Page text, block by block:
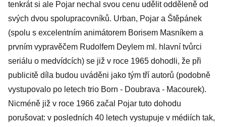
tenkrát si ale Pojar nechal svou cenu udělit odděleně od
svých dvou spolupracovníků. Urban, Pojar a Štěpánek
(spolu s excelentním animátorem Borisem Masníkem a
prvním vypravěčem Rudolfem Deylem ml. hlavní tvůrci
seriálu o medvídcích) se již v roce 1965 dohodli, že při
publicitě díla budou uváděni jako tým tří autorů (podobně
vystupovalo po letech trio Born - Doubrava - Macourek).
Nicméně již v roce 1966 začal Pojar tuto dohodu
porušovat: v posledních 40 letech vystupuje v médiích tak,